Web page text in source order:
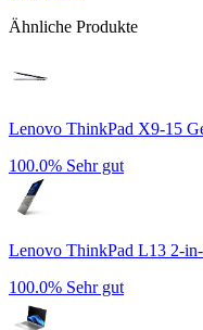
Ähnliche Produkte
Lenovo ThinkPad X9-15
100.0% Sehr gut
Lenovo ThinkPad L13 2-
100.0% Sehr gut